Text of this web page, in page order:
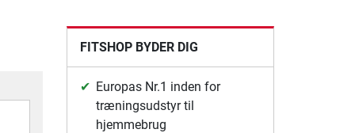
FITSHOP BYDER DIG
Europas Nr.1 inden for
træningsudstyr til
hjemmebrug